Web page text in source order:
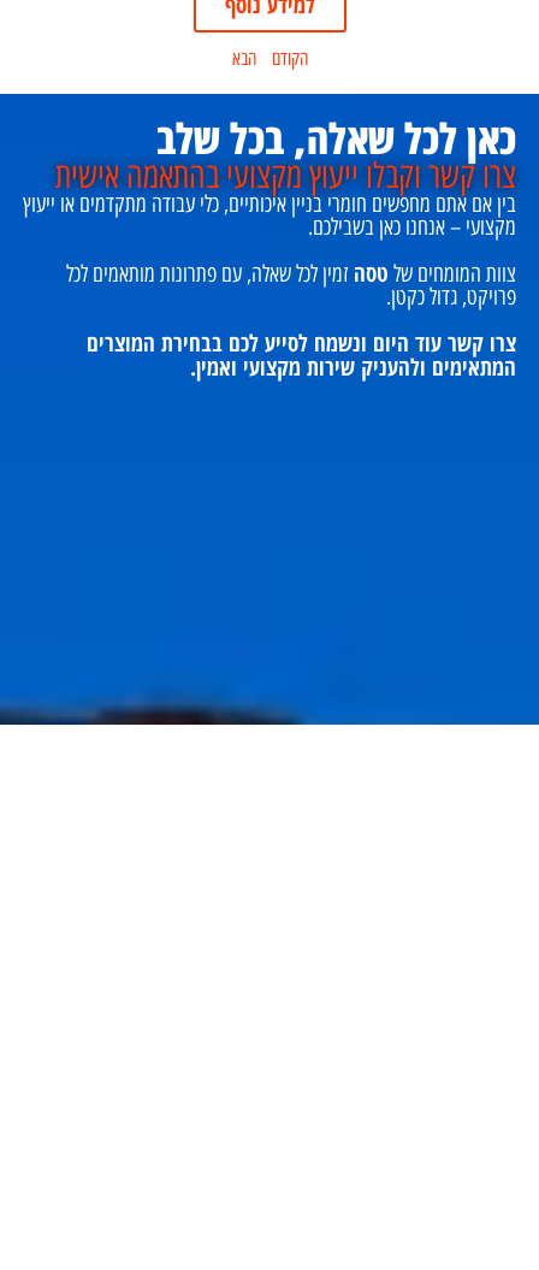
הקודם הבא
כאן לכל שאלה, בכל שלב
צרו קשר וקבלו ייעוץ מקצועי בהתאמה אישית
בין אם אתם מחפשים חומרי בניין איכותיים, כלי עבודה מתקדמים או ייעוץ
מקצועי – אנחנו כאן בשבילכם.
צוות המומחים של טסהזמין לכל שאלה, עם פתרונות מותאמים לכל
פרויקט, גדול כקטן.
צרו קשר עוד היום ונשמח לסייע לכם בבחירת המוצרים
המתאימים ולהעניק שירות מקצועי ואמין.